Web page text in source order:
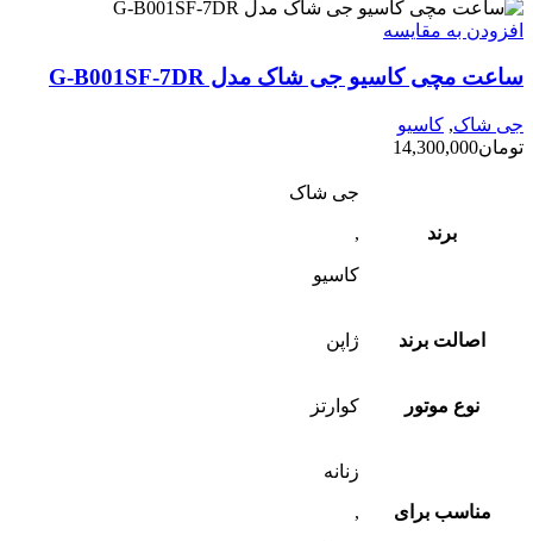
افزودن به مقایسه
ساعت مچی کاسیو جی شاک مدل G-B001SF-7DR
جی شاک, کاسیو
تومان14,300,000
برند
جی شاک
,
کاسیو
اصالت برند ژاپن
نوع موتور کوارتز
مناسب برای
زنانه
,